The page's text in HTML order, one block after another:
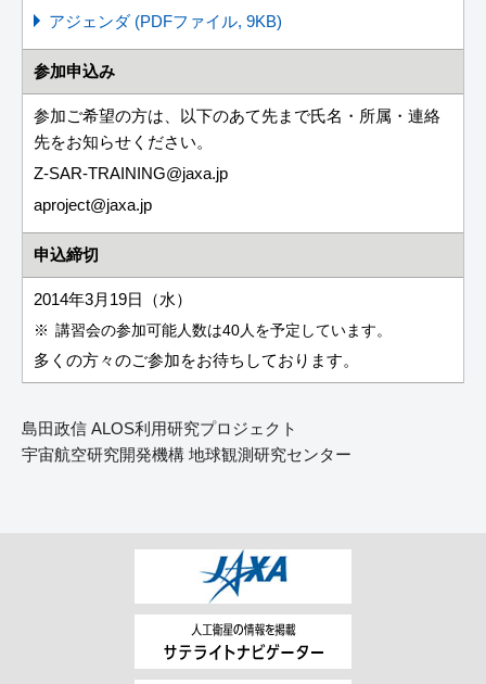
アジェンダ (PDFファイル, 9KB)
参加申込み
参加ご希望の方は、以下のあて先まで氏名・所属・連絡
先をお知らせください。
Z-SAR-TRAINING
jaxa.jp
aproject
jaxa.jp
申込締切
2014年3月19日（水）
講習会の参加可能人数は40人を予定しています。
多くの方々のご参加をお待ちしております。
島田政信 ALOS利用研究プロジェクト
宇宙航空研究開発機構 地球観測研究センター